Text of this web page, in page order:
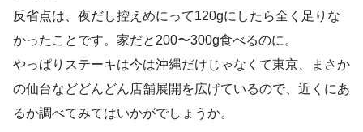
反省点は、夜だし控えめにって120gにしたら全く足りな
かったことです。家だと200〜300g食べるのに。
やっぱりステーキは今は沖縄だけじゃなくて東京、まさか
の仙台などどんどん店舗展開を広げているので、近くにあ
るか調べてみてはいかがでしょうか。